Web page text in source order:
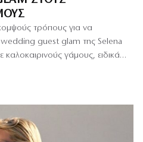
τρόπους για να
guest glam της Selena
γάμους, ειδικά